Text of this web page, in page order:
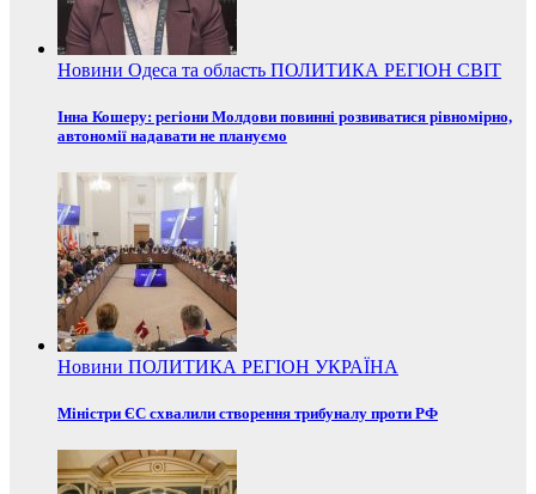
Новини Одеса та область ПОЛИТИКА РЕГІОН СВІТ
Інна Кошеру: регіони Молдови повинні розвиватися рівномірно,
автономії надавати не плануємо
Новини ПОЛИТИКА РЕГІОН УКРАЇНА
Міністри ЄС схвалили створення трибуналу проти РФ